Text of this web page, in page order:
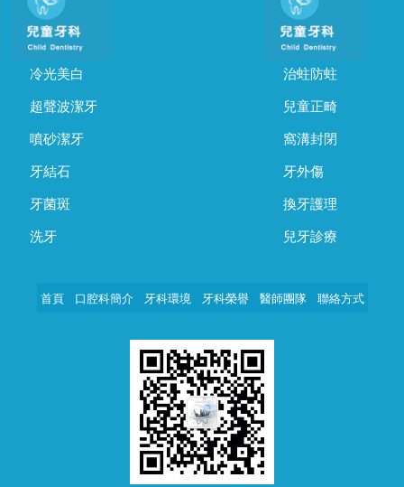
冷光美白
超聲波潔牙
噴砂潔牙
牙結石
牙菌斑
洗牙
治蛀防蛀
兒童正畸
窩溝封閉
牙外傷
換牙護理
兒牙診療
首頁 口腔科簡介 牙科環境 牙科榮譽 醫師團隊 聯絡方式